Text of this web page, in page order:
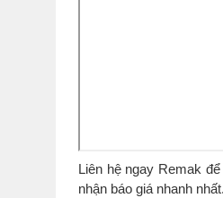
Liên hệ ngay Remak
nhận báo giá nhanh nhất.